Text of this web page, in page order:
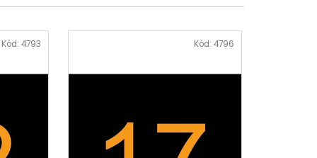
Kód: 4793 Kód: 4796